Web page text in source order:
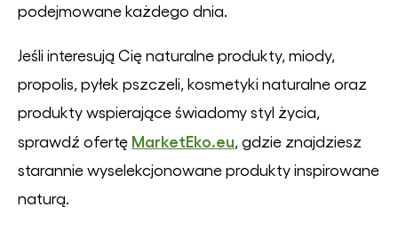
podejmowane każdego dnia.
Jeśli interesują Cię naturalne produkty, miody,
propolis, pyłek pszczeli, kosmetyki naturalne oraz
produkty wspierające świadomy styl życia,
sprawdź ofertę MarketEko.eu , gdzie znajdziesz
starannie wyselekcjonowane produkty inspirowane
naturą.